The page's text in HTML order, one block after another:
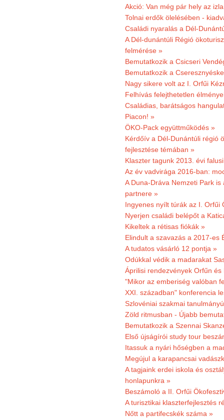
Akció: Van még pár hely az
Tolnai erdők ölelésében -
Családi nyaralás a Dél-
A Dél-dunántúli Régió
felmérése »
Bemutatkozik a Csicseri
Bemutatkozik a
Nagy sikere volt az I. Orfűi
Felhívás felejthetetlen
Családias, barátságos
Piacon! »
ÖKO-Pack együttműködés »
Kérdőív a Dél-Dunántúli régió
fejlesztése témában »
Klaszter tagunk 2013. évi
Az év vadvirága 2016-ban:
A Duna-Dráva Nemzeti Park
partnere »
Ingyenes nyílt túrák az I. Orfűi
Nyerjen családi belépőt a
Kikeltek a rétisas fiókák »
Elindult a szavazás a 2017-es
A tudatos vásárló 12 pontja »
Odúkkal védik a madarakat
Áprilisi rendezvények Orfűn és
"Mikor az emberiség valóban
XXI. században" konferencia
Szlovéniai szakmai
Zöld ritmusban - Újabb
Bemutatkozik a Szennai
Első újságírói study tour
Itassuk a nyári hőségben a
Megújul a karapancsai
A tagjaink erdei iskola és
honlapunkra »
Beszámoló a II. Orfűi
A turisztikai klaszterfejlesztés
Nőtt a partifecskék száma »